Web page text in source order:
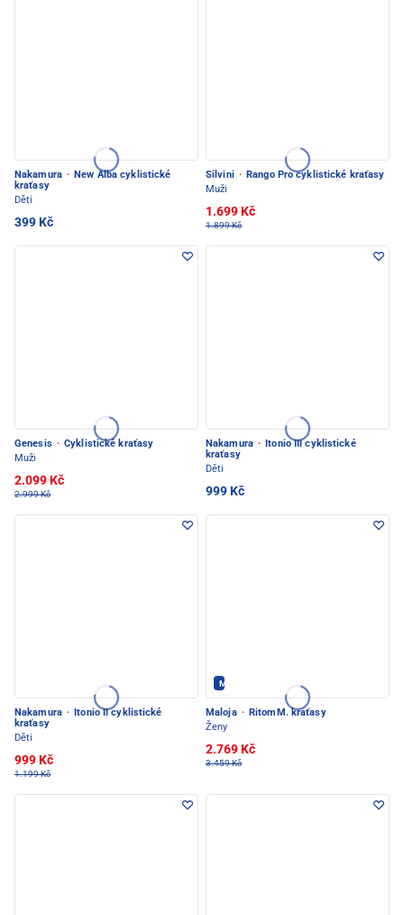
Nakamura · New Alba cyklistické
kraťasy
Děti
399 Kč
Silvini · Rango Pro cyklistické kraťasy
Muži
1.699 Kč
1.899 Kč
Genesis · Cyklistické kraťasy
Muži
2.099 Kč
2.999 Kč
Nakamura ·
Itonio III cyklistické
kraťasy
Děti
999 Kč
Nakamura ·
Itonio II cyklistické
kraťasy
Děti
999 Kč
1.199 Kč
Maloja - PEC POD SNĚŽKOU
Maloja · RitomM. kraťasy
Ženy
2.769 Kč
3.459 Kč